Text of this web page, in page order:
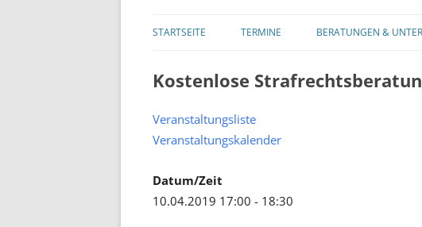
STARTSEITE TERMINE BERATUNGEN &
Kostenlose
Veranstaltungsliste
Veranstaltungskalender
Datum/Zeit
10.04.2019 17:00 - 18:30